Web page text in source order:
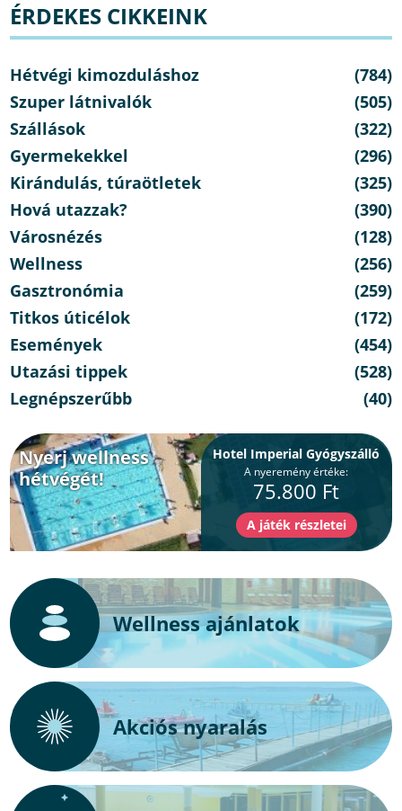
ÉRDEKES CIKKEINK
Hétvégi kimozduláshoz
(784)
Szuper látnivalók
(505)
Szállások
(322)
Gyermekekkel
(296)
Kirándulás, túraötletek
(325)
Hová utazzak?
(390)
Városnézés
(128)
Wellness
(256)
Gasztronómia
(259)
Titkos úticélok
(172)
Események
(454)
Utazási tippek
(528)
Legnépszerűbb
(40)
Nyerj wellness
hétvégét!
Hotel Imperial Gyógyszálló
A nyeremény értéke:
75.800 Ft
Wellness ajánlatok
Akciós nyaralás